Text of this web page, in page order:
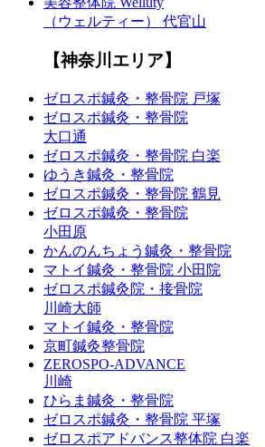
（ウェルティー） 代官山
【神奈川エリア】
ゼロスポ鍼灸・整骨院 戸塚
ゼロスポ鍼灸・整骨院
大口通
ゼロスポ鍼灸・整骨院 白楽
ゆうき鍼灸・整骨院
ゼロスポ鍼灸・整骨院 鶴見
ゼロスポ鍼灸・整骨院
小田原
かんのんちょう鍼灸・整骨院
マトイ鍼灸・整骨院 小田院
ゼロスポ鍼灸院・接骨院
川崎大師
マトイ鍼灸・整骨院
京町鍼灸整骨院
ZEROSPO-ADVANCE
川崎
ひらま鍼灸・整骨院
ゼロスポ鍼灸・整骨院 平塚
ゼロスポアドバンス整体院 白楽